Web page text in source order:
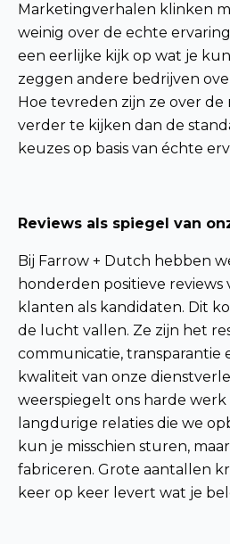
Marketingverhalen klinken
weinig over de echte
een eerlijke kijk op wat je
zeggen andere bedrijven
Hoe tevreden zijn ze over
verder te kijken dan de
keuzes op basis van échte
Reviews als spiegel van
Bij Farrow + Dutch hebben
honderden positieve reviews
klanten als kandidaten. Dit
de lucht vallen. Ze zijn het
communicatie, transparantie
kwaliteit van onze
weerspiegelt ons harde werk
langdurige relaties die we
kun je misschien sturen,
fabriceren. Grote aantallen
keer op keer levert wat je